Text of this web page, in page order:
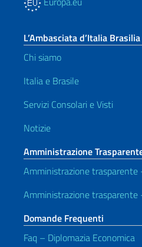
L’Ambasciata d’Italia Brasilia
Chi siamo
Italia e Brasile
Servizi Consolari e Visti
Notizie
Amministrazione
Amministrazione trasparente
Amministrazione trasparente
Domande Frequenti
Faq – Diplomazia Economica